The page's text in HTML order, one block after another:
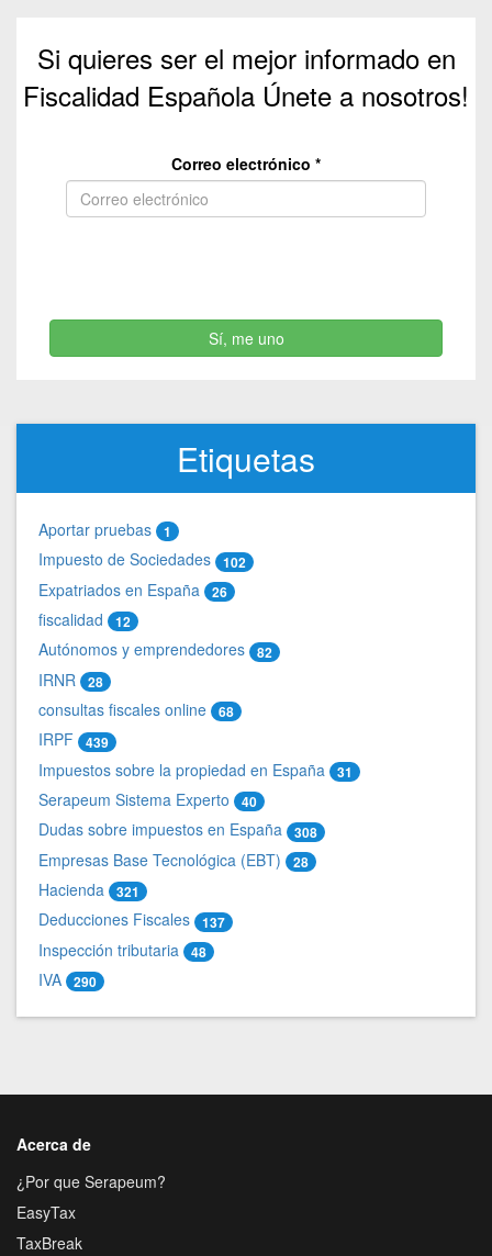
Si quieres ser el mejor informado en
Fiscalidad Española Únete a nosotros!
Correo electrónico *
Sí, me uno
Etiquetas
Aportar pruebas 1
Impuesto de Sociedades 102
Expatriados en España 26
fiscalidad 12
Autónomos y emprendedores 82
IRNR 28
consultas fiscales online 68
IRPF 439
Impuestos sobre la propiedad en España 31
Serapeum Sistema Experto 40
Dudas sobre impuestos en España 308
Empresas Base Tecnológica (EBT) 28
Hacienda 321
Deducciones Fiscales 137
Inspección tributaria 48
IVA 290
Acerca de
¿Por que Serapeum?
EasyTax
TaxBreak